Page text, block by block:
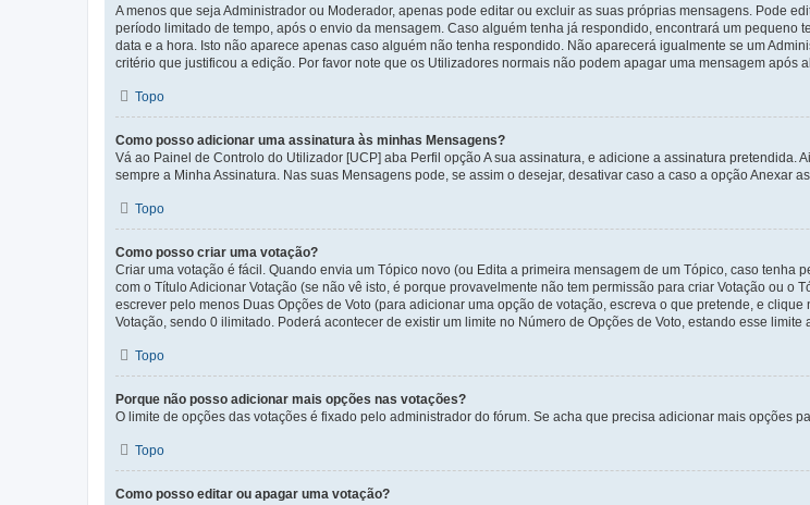
A menos que seja Administrador ou Moderador, apenas pode editar ou excluir as suas próprias mensagens. Pode
período limitado de tempo, após o envio da mensagem. Caso alguém tenha já respondido, encontrará um
data e a hora. Isto não aparece apenas caso alguém não tenha respondido. Não aparecerá igualmente se um
critério que justificou a edição. Por favor note que os Utilizadores normais não podem apagar uma mensagem após
Topo
Como posso adicionar uma assinatura às minhas Mensagens?
Vá ao Painel de Controlo do Utilizador [UCP] aba Perfil opção A sua assinatura, e adicione a assinatura
sempre a Minha Assinatura. Nas suas Mensagens pode, se assim o desejar, desativar caso a caso a opção Anexar
Topo
Como posso criar uma votação?
Criar uma votação é fácil. Quando envia um Tópico novo (ou Edita a primeira mensagem de um Tópico, caso
com o Título Adicionar Votação (se não vê isto, é porque provavelmente não tem permissão para criar Votação ou o
escrever pelo menos Duas Opções de Voto (para adicionar uma opção de votação, escreva o que pretende, e
Votação, sendo 0 ilimitado. Poderá acontecer de existir um limite no Número de Opções de Voto, estando esse limite
Topo
Porque não posso adicionar mais opções nas votações?
O limite de opções das votações é fixado pelo administrador do fórum. Se acha que precisa adicionar mais opções
Topo
Como posso editar ou apagar uma votação?